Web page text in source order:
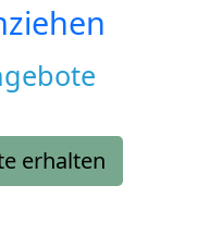
erhalten